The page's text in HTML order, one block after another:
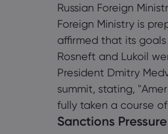
Russian Foreign
Foreign Ministry is
affirmed that its
Rosneft and Lukoil
President Dmitry
summit, stating,
fully taken a course
Sanctions Pressure